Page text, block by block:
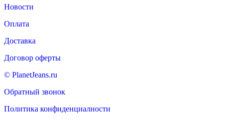
Новости
Оплата
Доставка
Договор оферты
© PlanetJeans.ru
Обратный звонок
Политика конфиденциалности